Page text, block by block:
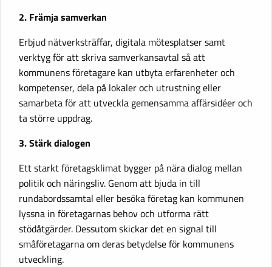
2. Främja samverkan
Erbjud nätverksträffar, digitala mötesplatser samt
verktyg för att skriva samverkansavtal så att
kommunens företagare kan utbyta erfarenheter och
kompetenser, dela på lokaler och utrustning eller
samarbeta för att utveckla gemensamma affärsidéer och
ta större uppdrag.
3. Stärk dialogen
Ett starkt företagsklimat bygger på nära dialog mellan
politik och näringsliv. Genom att bjuda in till
rundabordssamtal eller besöka företag kan kommunen
lyssna in företagarnas behov och utforma rätt
stödåtgärder. Dessutom skickar det en signal till
småföretagarna om deras betydelse för kommunens
utveckling.